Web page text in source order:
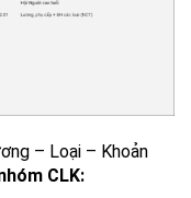
– Loại – Khoản
CLK: